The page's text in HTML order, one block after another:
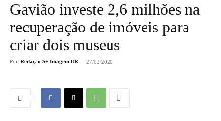
Gavião investe 2,6 milhões na
recuperação de imóveis para
criar dois museus
Por Redação S+ Imagem DR - 27/02/2020